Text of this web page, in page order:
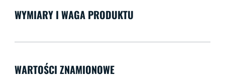
WYMIARY I WAGA PRODUKTU
WARTOŚCI ZNAMIONOWE